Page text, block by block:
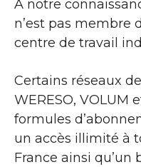
A notre
n’est pas membre
centre de travail
Certains réseaux
WERESO, VOLUM
formules
un accès illimité à
France ainsi qu’un